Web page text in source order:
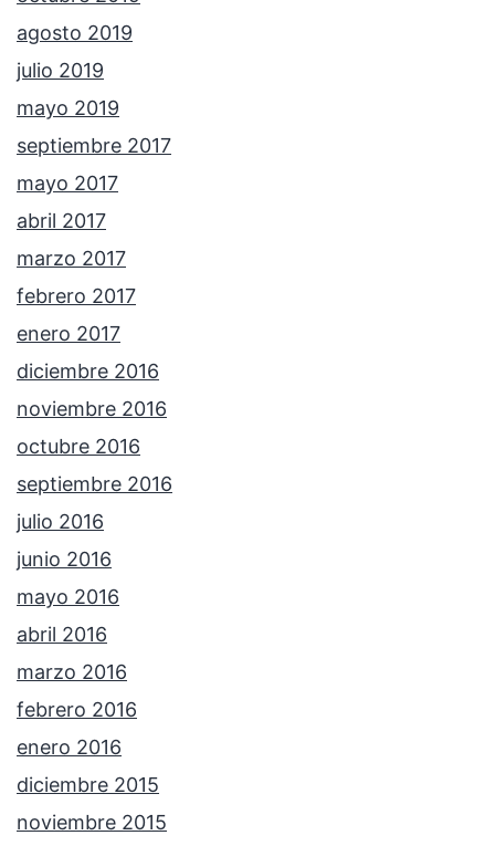
agosto 2019
julio 2019
mayo 2019
septiembre 2017
mayo 2017
abril 2017
marzo 2017
febrero 2017
enero 2017
diciembre 2016
noviembre 2016
octubre 2016
septiembre 2016
julio 2016
junio 2016
mayo 2016
abril 2016
marzo 2016
febrero 2016
enero 2016
diciembre 2015
noviembre 2015